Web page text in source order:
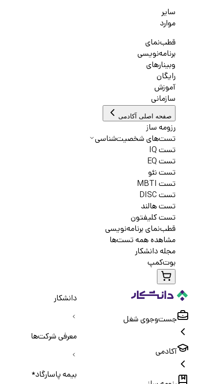
سایر
موارد
قطب‌نمای
برنامه‌نویسی
وبینارهای
رایگان
آموزش
سازمانی
صفحه اصلی آکادمی
رزومه ساز
تست‌های شخصیت‌شناسی
تست IQ
تست EQ
تست نئو
تست MBTI
تست DISC
تست هالند
تست کلیفتون
قطب‌نمای برنامه‌نویسی
مشاهده همه تست‌ها
مجله دانشکار
بوت‌کمپ
جست‌و‌جوی شغل
آکادمی
دانشکار
معرفی شرکت‌ها
بیمه پاسارگاد*